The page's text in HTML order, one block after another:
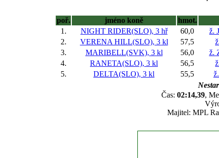
poř. jméno koně
hmot.
1.
NIGHT RIDER(SLO), 3 hř 60,0
ž.
2.
VERENA HILL(SLO), 3 kl 57,5
3.
MARIBELL(SVK), 3 kl 56,0
ž.
4.
RANETA(SLO), 3 kl 56,5
5.
DELTA(SLO), 3 kl 55,5
Čas: 02:14,39,
Majitel: MPL